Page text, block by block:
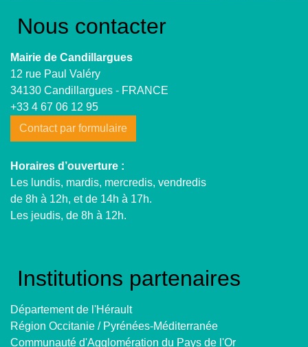
Nous contacter
Mairie de Candillargues
12 rue Paul Valéry
34130 Candillargues - FRANCE
+33 4 67 06 12 95
Contact par formulaire
Horaires d’ouverture :
Les lundis, mardis, mercredis, vendredis
de 8h à 12h, et de 14h à 17h.
Les jeudis, de 8h à 12h.
Institutions partenaires
Département de l'Hérault
Région Occitanie / Pyrénées-Méditerranée
Communauté d'Agglomération du Pays de l'Or